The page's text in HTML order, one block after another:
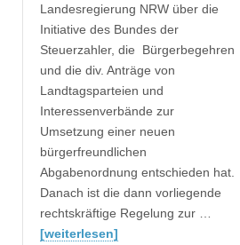
Landesregierung NRW über die
Initiative des Bundes der
Steuerzahler, die Bürgerbegehren
und die div. Anträge von
Landtagsparteien und
Interessenverbände zur
Umsetzung einer neuen
bürgerfreundlichen
Abgabenordnung entschieden hat.
Danach ist die dann vorliegende
rechtskräftige Regelung zur …
[weiterlesen]